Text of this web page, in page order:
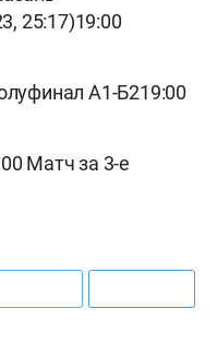
25:17)19:00
А1-Б219:00
Матч за 3-е